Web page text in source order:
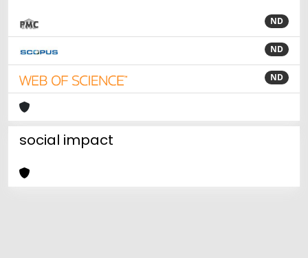
ND
ND
ND
social impact